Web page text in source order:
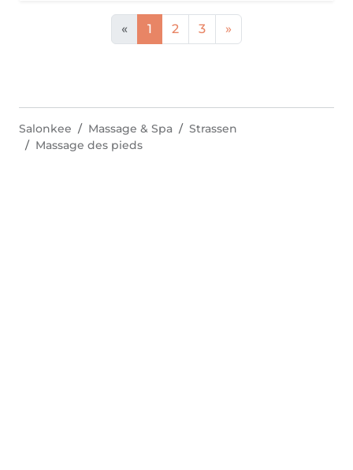
« 1 2 3 »
Salonkee Massage & Spa
Strassen
Massage des pieds